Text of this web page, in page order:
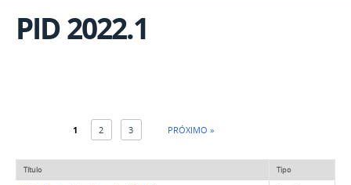
PID 2022.1
1 2 3 PRÓXIMO »
Título Tipo